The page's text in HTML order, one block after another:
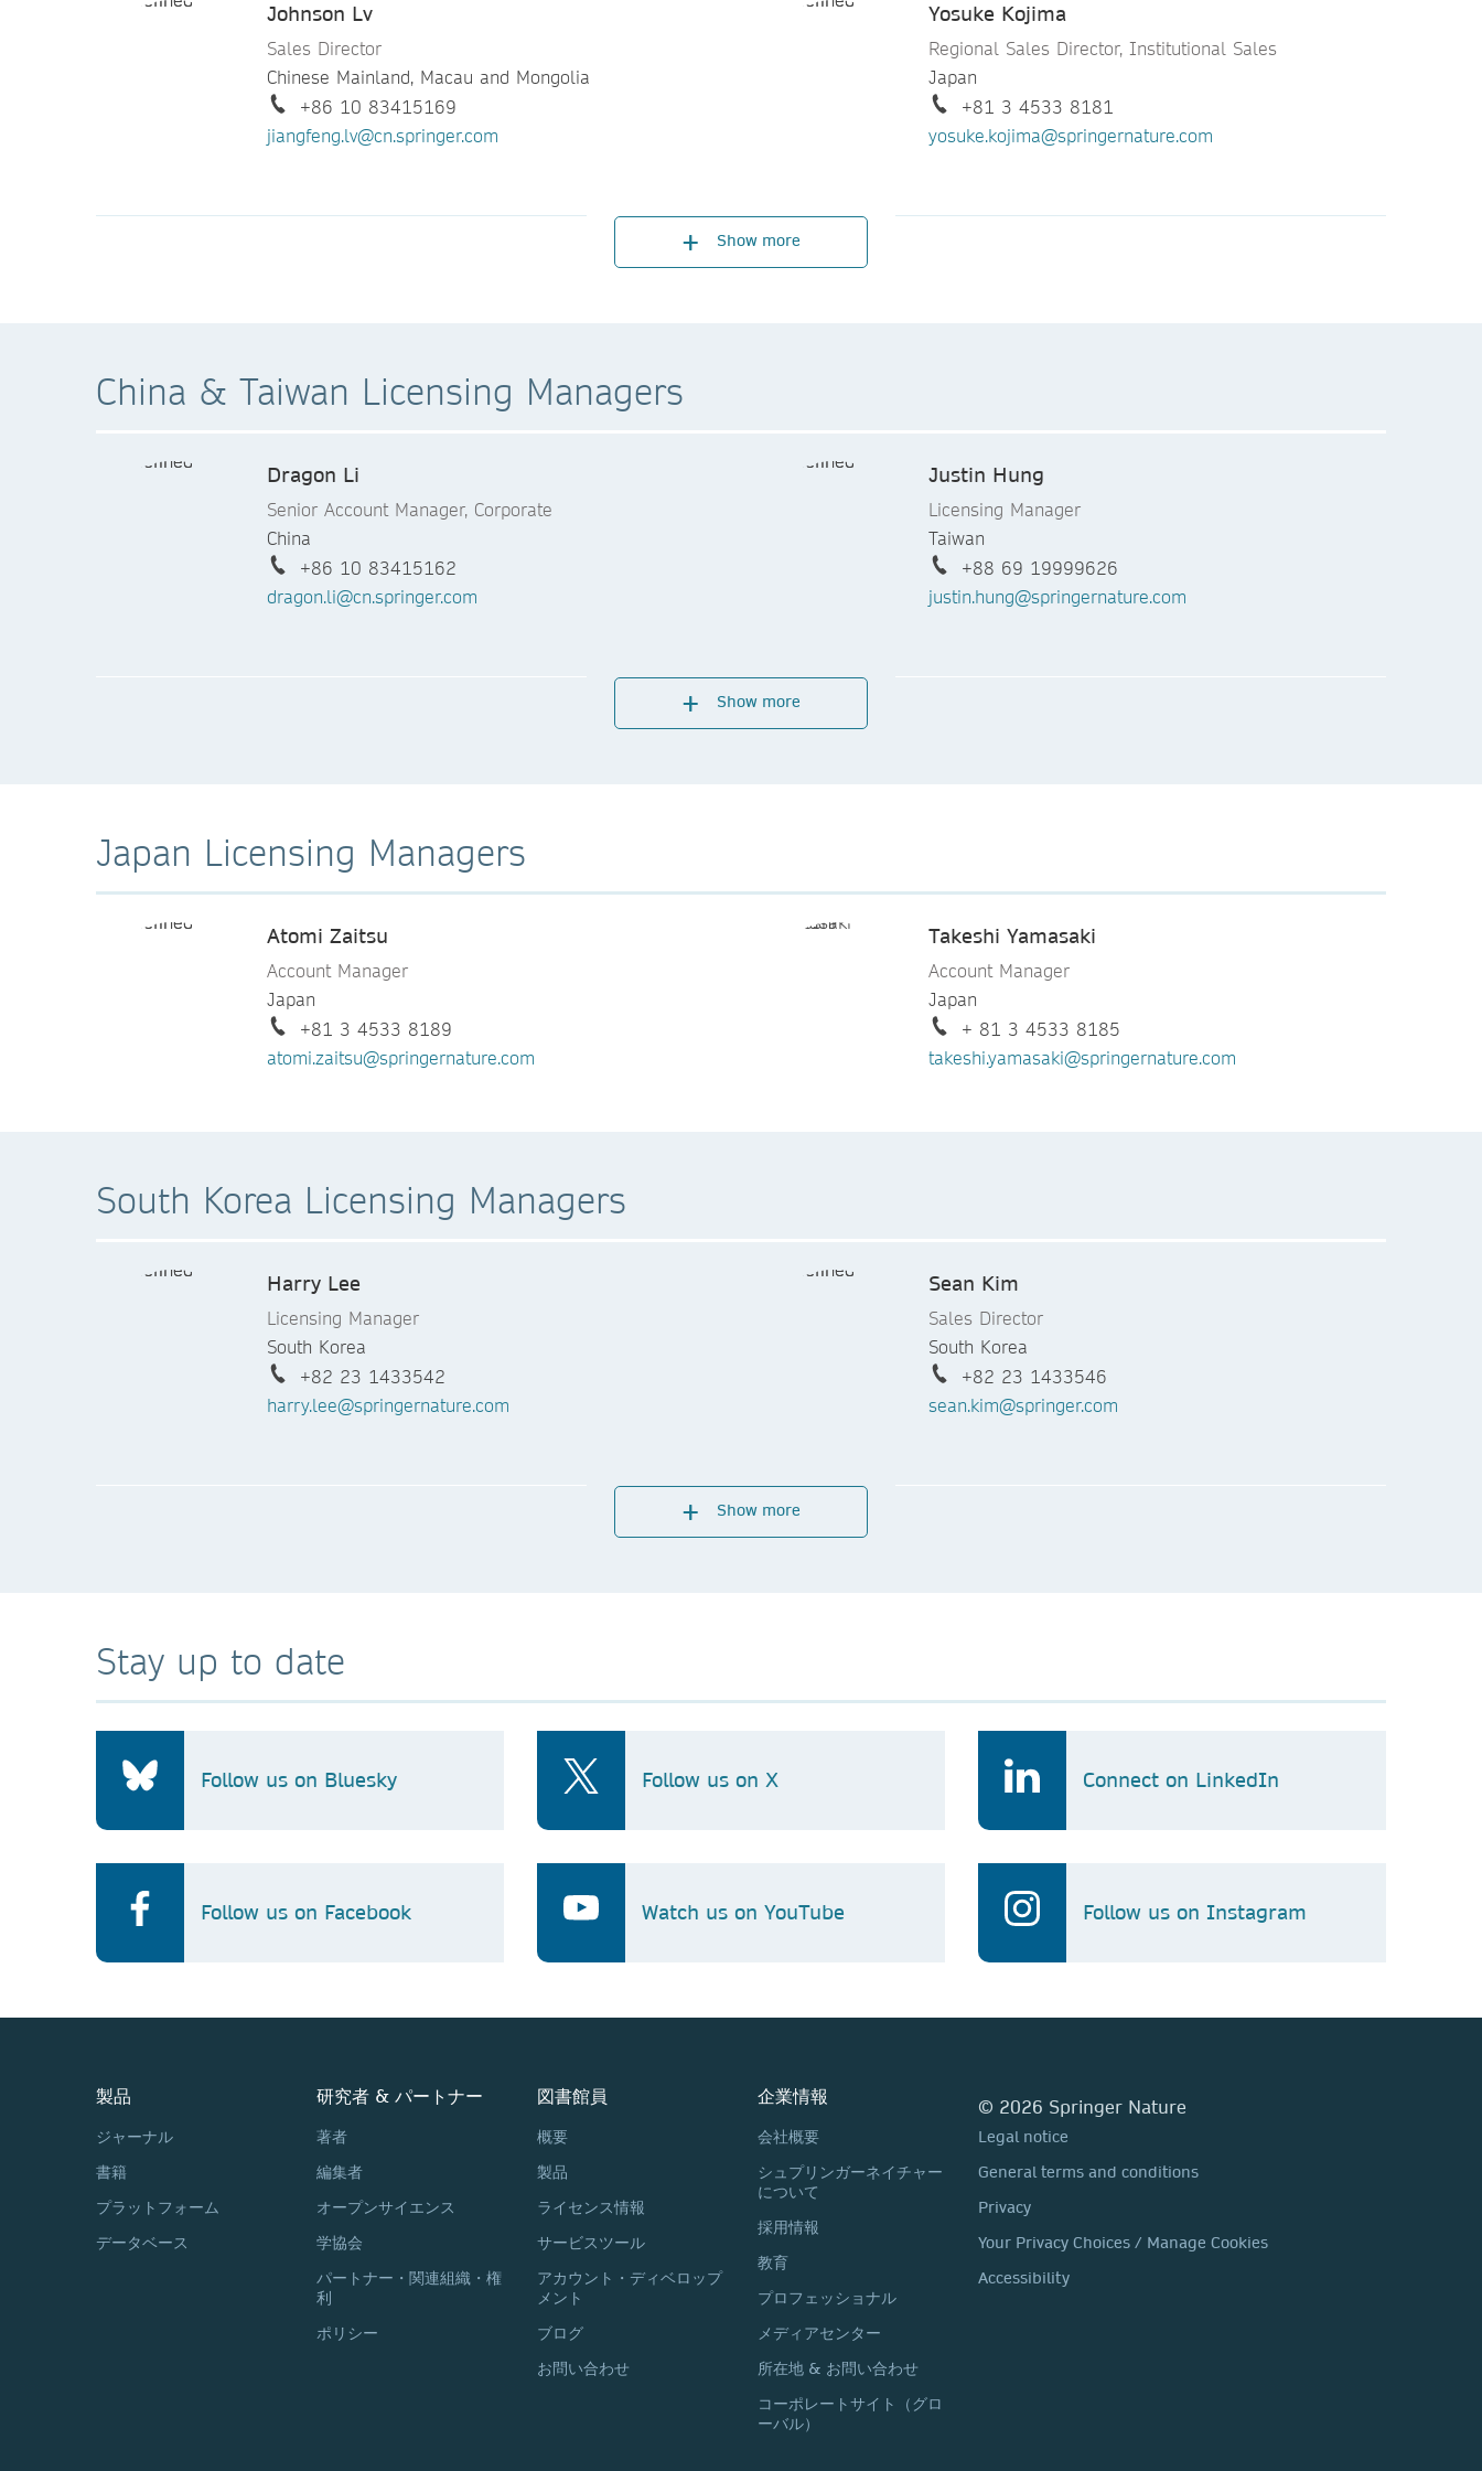
Johnson Lv
Sales Director
Chinese Mainland, Macau and Mongolia
+86 10 83415169
jiangfeng.lv@cn.springer.com
Yosuke Kojima
Regional Sales Director, Institutional Sales
Japan
+81 3 4533 8181
yosuke.kojima@springernature.com
Show more
China & Taiwan Licensing Managers
Dragon Li
Senior Account Manager, Corporate
China
+86 10 83415162
dragon.li@cn.springer.com
Justin Hung
Licensing Manager
Taiwan
+88 69 19999626
justin.hung@springernature.com
Show more
Japan Licensing Managers
Atomi Zaitsu
Account Manager
Japan
+81 3 4533 8189
atomi.zaitsu@springernature.com
Takeshi Yamasaki
Account Manager
Japan
+ 81 3 4533 8185
takeshi.yamasaki@springernature.com
South Korea Licensing Managers
Harry Lee
Licensing Manager
South Korea
+82 23 1433542
harry.lee@springernature.com
Sean Kim
Sales Director
South Korea
+82 23 1433546
sean.kim@springer.com
Allie Song
allie.song@springernature.com
Show more
Stay up to date
Follow us on Bluesky Follow us on X Connect on LinkedIn
Follow us on Facebook Watch us on YouTube Follow us on Instagram
製品
ジャーナル
書籍
プラットフォーム
データベース
研究者 & パートナー
著者
編集者
オープンサイエンス
学協会
パートナー・関連組織・権
利
ポリシー
図書館員
概要
製品
ライセンス情報
サービスツール
アカウント・ディベロップ
メント
ブログ
お問い合わせ
企業情報
会社概要
シュプリンガーネイチャー
について
採用情報
教育
プロフェッショナル
メディアセンター
所在地 & お問い合わせ
コーポレートサイト（グロ
ーバル）
© 2026 Springer Nature
Legal notice
General terms and conditions
Privacy
Your Privacy Choices / Manage Cookies
Accessibility